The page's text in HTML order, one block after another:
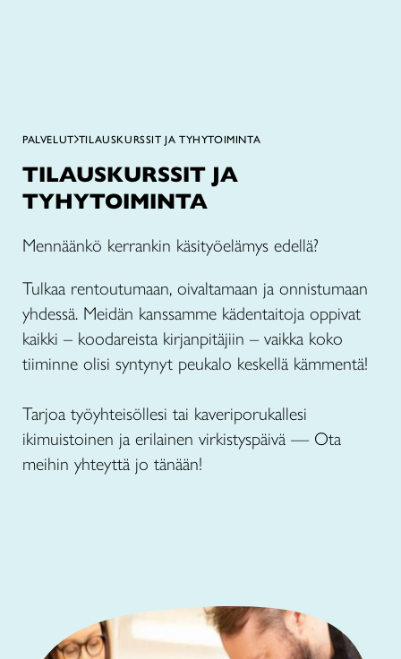
PALVELUT TILAUSKURSSIT JA TYHYTOIMINTA
TILAUSKURSSIT JA
TYHYTOIMINTA
Mennäänkö kerrankin käsityöelämys edellä?
Tulkaa rentoutumaan, oivaltamaan ja onnistumaan
yhdessä. Meidän kanssamme kädentaitoja oppivat
kaikki – koodareista kirjanpitäjiin – vaikka koko
tiiminne olisi syntynyt peukalo keskellä kämmentä!
Tarjoa työyhteisöllesi tai kaveriporukallesi
ikimuistoinen ja erilainen virkistyspäivä — Ota
meihin yhteyttä jo tänään!